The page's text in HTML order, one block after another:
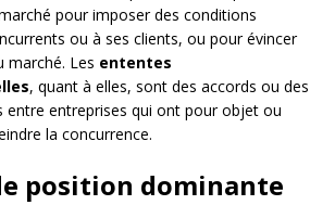
pour imposer des conditions
ou à ses clients, ou pour évincer
marché. Les ententes
, quant à elles, sont des accords ou des
entre entreprises qui ont pour objet ou
la concurrence.
position dominante